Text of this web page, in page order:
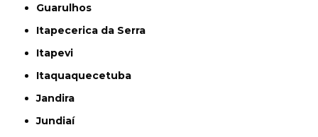
Guarulhos
Itapecerica da Serra
Itapevi
Itaquaquecetuba
Jandira
Jundiaí